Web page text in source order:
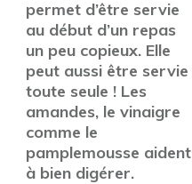
permet d’être servie
au début d’un repas
un peu copieux. Elle
peut aussi être servie
toute seule ! Les
amandes, le vinaigre
comme le
pamplemousse aident
à bien digérer.